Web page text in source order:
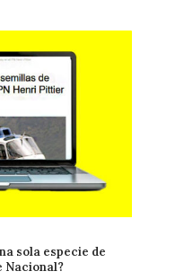
sola especie de
Nacional?